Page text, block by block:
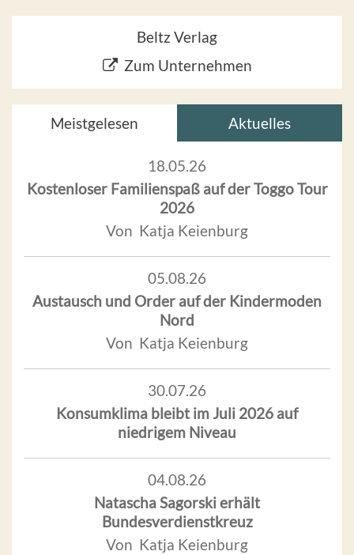
Beltz Verlag
Zum Unternehmen
Meistgelesen Aktuelles
18.05.26
Kostenloser Familienspaß auf der Toggo Tour
2026
Von Katja Keienburg
05.08.26
Austausch und Order auf der Kindermoden
Nord
Von Katja Keienburg
30.07.26
Konsumklima bleibt im Juli 2026 auf
niedrigem Niveau
04.08.26
Natascha Sagorski erhält
Bundesverdienstkreuz
Von Katja Keienburg